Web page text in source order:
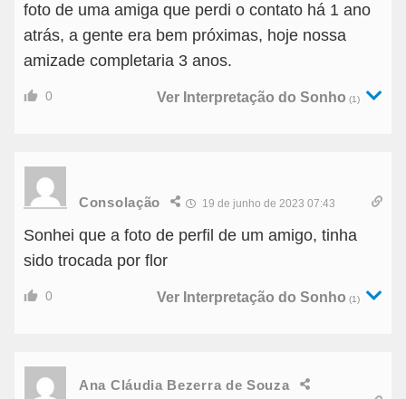
foto de uma amiga que perdi o contato há 1 ano
atrás, a gente era bem próximas, hoje nossa
amizade completaria 3 anos.
0 Ver Interpretação do Sonho (1)
Consolação 19 de junho de 2023 07:43
Sonhei que a foto de perfil de um amigo, tinha
sido trocada por flor
0 Ver Interpretação do Sonho (1)
Ana Cláudia Bezerra de Souza